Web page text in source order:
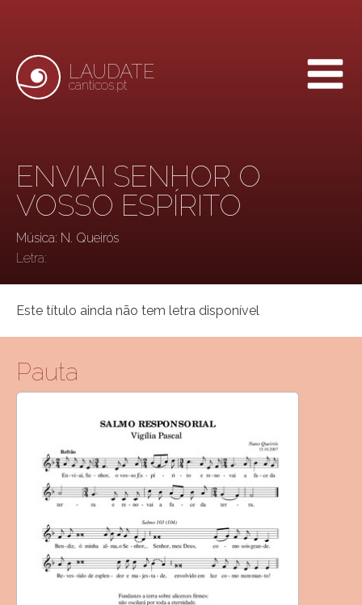
LAUDATE
canticos.pt
ENVIAI SENHOR O
VOSSO ESPÍRITO
Música: N. Queirós
Letra:
Este título ainda não tem letra disponível
Pauta